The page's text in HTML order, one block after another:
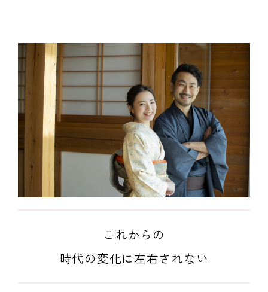
これからの
時代の変化に左右されない